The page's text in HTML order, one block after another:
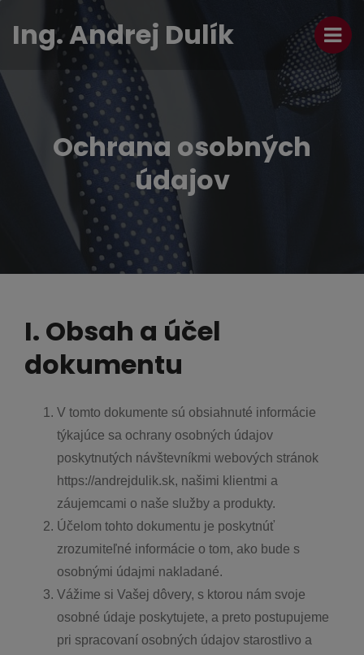
Ing. Andrej Dulík
Ochrana osobných
údajov
I. Obsah a účel
dokumentu
V tomto dokumente sú obsiahnuté informácie
týkajúce sa ochrany osobných údajov
poskytnutých návštevníkmi webových stránok
https://andrejdulik.sk, našimi klientmi a
záujemcami o naše služby a produkty.
Účelom tohto dokumentu je poskytnúť
zrozumiteľné informácie o tom, ako bude s
osobnými údajmi nakladané.
Vážime si Vašej dôvery, s ktorou nám svoje
osobné údaje poskytujete, a preto postupujeme
pri spracovaní osobných údajov starostlivo a